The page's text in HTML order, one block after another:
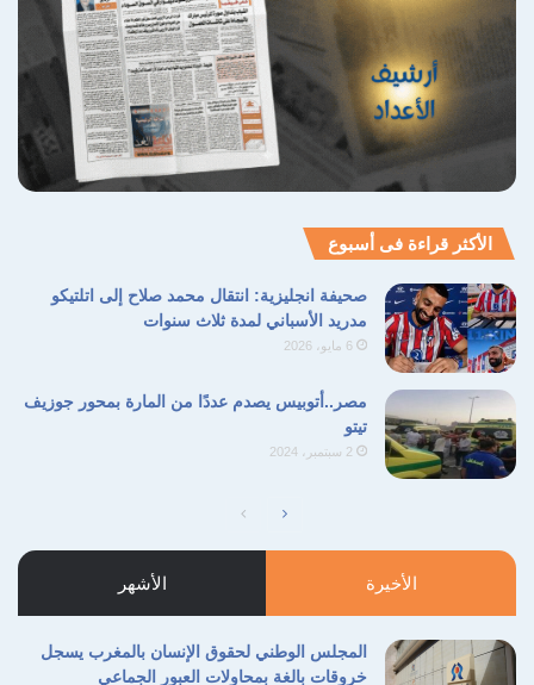
الأكثر قراءة فى أسبوع
صحيفة انجليزية: انتقال محمد صلاح إلى اتلتيكو
مدريد الأسباني لمدة ثلاث سنوات
6 مايو، 2026
مصر..أتوبيس يصدم عددًا من المارة بمحور جوزيف
تيتو
2 سبتمبر، 2024
الصفحة
السابقة
الصفحة
التالية
الأخيرة الأشهر
المجلس الوطني لحقوق الإنسان بالمغرب يسجل
خروقات بالغة بمحاولات العبور الجماعي